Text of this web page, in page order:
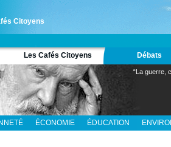
Citoyens
Les Cafés Citoyens Débats
“La guerre,
ÉCONOMIE ÉDUCATION